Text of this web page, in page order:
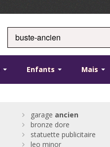
Enfants Mais
garage ancien
bronze dore
statuette publicitaire
leo minor